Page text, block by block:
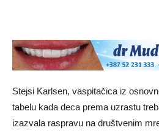
Stejsi Karlsen, vaspitačica iz
tabelu kada deca prema uzrastu
izazvala raspravu na društvenim